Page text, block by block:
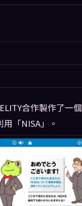
合作製作了一個
「NISA」。